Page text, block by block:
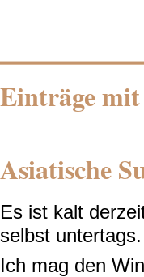
Einträge
Asiatische
Es ist kalt
selbst
Ich mag den